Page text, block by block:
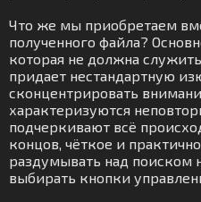
Что же мы приобретаем
полученного файла?
которая не должна
придает нестандартную
сконцентрировать
характеризуются
подчеркивают всё
концов, чёткое и
раздумывать над поиском
выбирать кнопки